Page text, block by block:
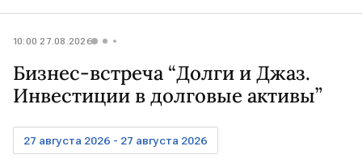
10:00 27.08.2026
Бизнес-встреча “Долги и Джаз.
Инвестиции в долговые активы”
27 августа 2026 - 27 августа 2026